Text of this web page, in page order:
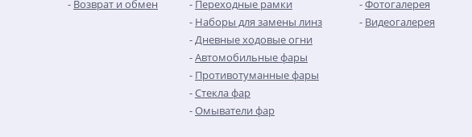
Возврат и обмен
Переходные рамки
Наборы для замены линз
Дневные ходовые огни
Автомобильные фары
Противотуманные фары
Стекла фар
Омыватели фар
Фотогалерея
Видеогалерея